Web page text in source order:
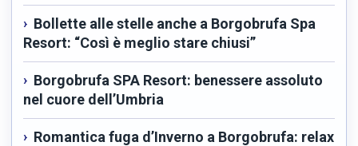
Bollette alle stelle anche a Borgobrufa Spa
Resort: “Così è meglio stare chiusi”
Borgobrufa SPA Resort: benessere assoluto
nel cuore dell’Umbria
Romantica fuga d’Inverno a Borgobrufa: relax